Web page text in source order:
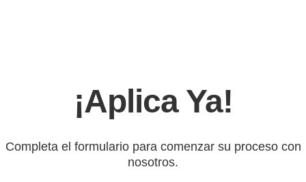
¡Aplica Ya!
Completa el formulario para comenzar su proceso con
nosotros.